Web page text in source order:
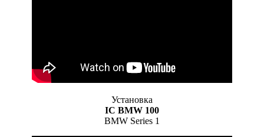
Установка
IC BMW 100
BMW Series 1